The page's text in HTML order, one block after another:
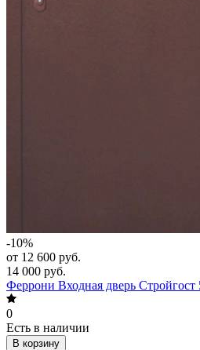
-10%
от 12 600 руб.
14 000 руб.
Феррони Входная дверь
0
Есть в наличии
В корзину